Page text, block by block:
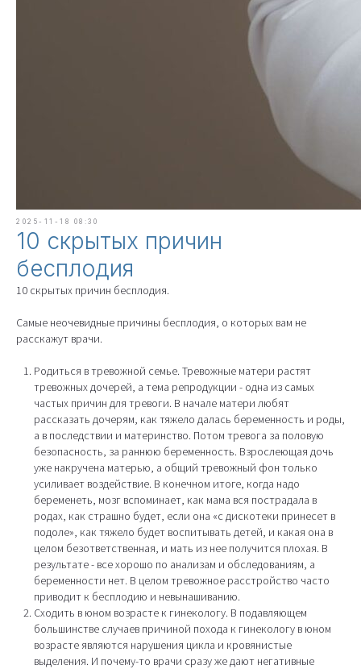
2025-11-18 08:30
10 скрытых причин
бесплодия
10 скрытых причин бесплодия.
Самые неочевидные причины бесплодия, о которых вам не
расскажут врачи.
Родиться в тревожной семье. Тревожные матери растят
тревожных дочерей, а тема репродукции - одна из самых
частых причин для тревоги. В начале матери любят
рассказать дочерям, как тяжело далась беременность и роды,
а в последствии и материнство. Потом тревога за половую
безопасность, за раннюю беременность. Взрослеющая дочь
уже накручена матерью, а общий тревожный фон только
усиливает воздействие. В конечном итоге, когда надо
беременеть, мозг вспоминает, как мама вся пострадала в
родах, как страшно будет, если она «с дискотеки принесет в
подоле», как тяжело будет воспитывать детей, и какая она в
целом безответственная, и мать из нее получится плохая. В
результате - все хорошо по анализам и обследованиям, а
беременности нет. В целом тревожное расстройство часто
приводит к бесплодию и невынашиванию.
Сходить в юном возрасте к гинекологу. В подавляющем
большинстве случаев причиной похода к гинекологу в юном
возрасте являются нарушения цикла и кровянистые
выделения. И почему-то врачи сразу же дают негативные